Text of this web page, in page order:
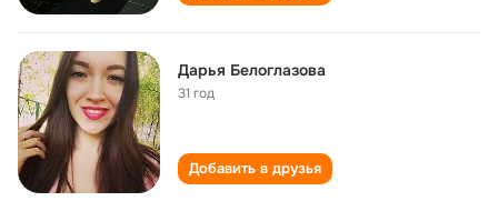
Дарья Белоглазова
31 год
Добавить в друзья